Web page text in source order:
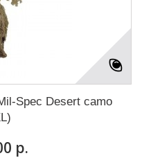
Spec Desert camo
р.